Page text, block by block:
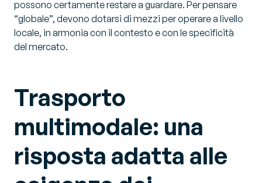
possono certamente restare a guardare. Per pensare
“globale”, devono dotarsi di mezzi per operare a livello
locale, in armonia con il contesto e con le specificità
del mercato.
Trasporto
multimodale: una
risposta adatta alle